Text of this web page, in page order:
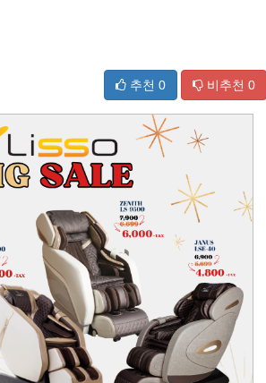
추천 0 비추천 0